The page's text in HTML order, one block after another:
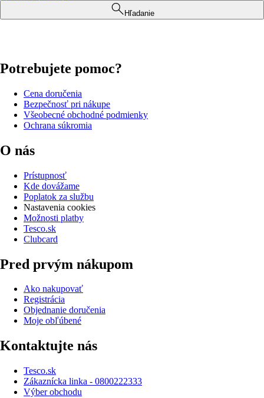
Hľadanie
Potrebujete pomoc?
Cena doručenia
Bezpečnosť pri nákupe
Všeobecné obchodné podmienky
Ochrana súkromia
O nás
Prístupnosť
Kde dovážame
Poplatok za službu
Nastavenia cookies
Možnosti platby
Tesco.sk
Clubcard
Pred prvým nákupom
Ako nakupovať
Registrácia
Objednanie doručenia
Moje obľúbené
Kontaktujte nás
Tesco.sk
Zákaznícka linka - 0800222333
Výber obchodu